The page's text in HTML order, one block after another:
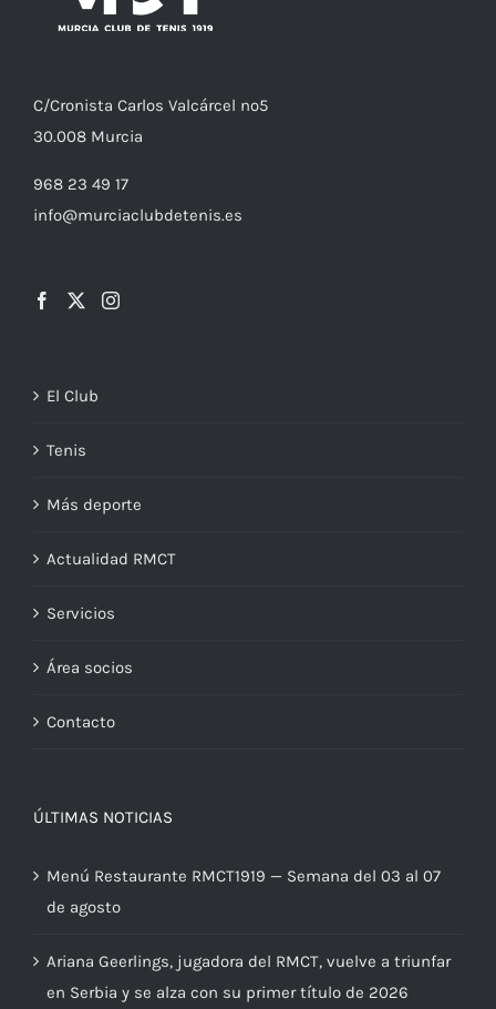
C/Cronista Carlos Valcárcel nº5
30.008 Murcia
968 23 49 17
info@murciaclubdetenis.es
El Club
Tenis
Más deporte
Actualidad RMCT
Servicios
Área socios
Contacto
ÚLTIMAS NOTICIAS
Menú Restaurante RMCT1919 — Semana del 03 al 07
de agosto
Ariana Geerlings, jugadora del RMCT, vuelve a triunfar
en Serbia y se alza con su primer título de 2026